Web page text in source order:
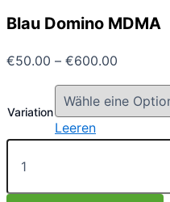
Blau Domino MDMA
€50.00 – €600.00
bis
€600.00
Variation
Leeren
Blau
Domino
Menge